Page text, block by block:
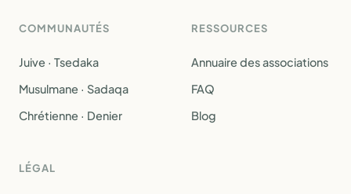
COMMUNAUTÉS
Juive · Tsedaka
Musulmane · Sadaqa
Chrétienne · Denier
RESSOURCES
Annuaire des associations
FAQ
Blog
LÉGAL